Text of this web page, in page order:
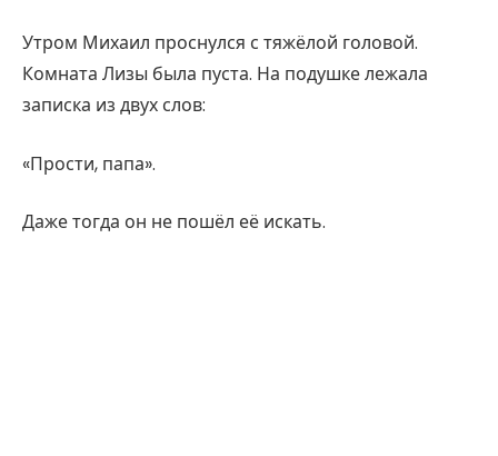
Утром Михаил проснулся с тяжёлой головой.
Комната Лизы была пуста. На подушке лежала
записка из двух слов:
«Прости, папа».
Даже тогда он не пошёл её искать.